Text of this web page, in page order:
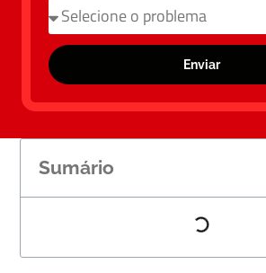
Enviar
Sumário